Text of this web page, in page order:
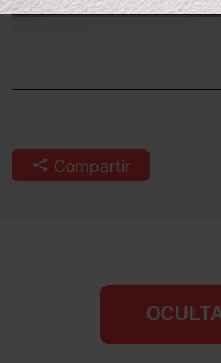
Compartir